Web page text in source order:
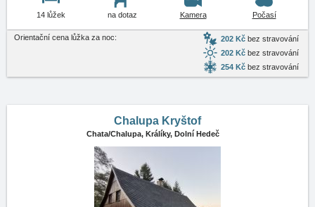
14 lůžek na dotaz Kamera Počasí
Orientační cena lůžka za noc: 202 Kč bez stravování
202 Kč bez stravování
254 Kč bez stravování
Chalupa Kryštof
Chata/Chalupa, Králíky, Dolní Hedeč